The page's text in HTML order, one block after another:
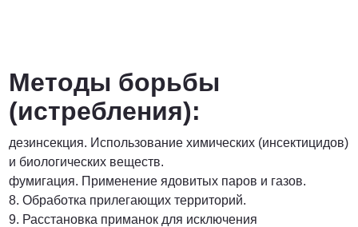
Методы борьбы
(истребления):
дезинсекция. Использование химических (инсектицидов)
и биологических веществ.
фумигация. Применение ядовитых паров и газов.
8. Обработка прилегающих территорий.
9. Расстановка приманок для исключения